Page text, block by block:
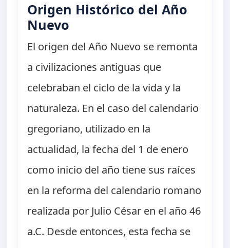
Origen Histórico del Año
Nuevo
El origen del Año Nuevo se remonta
a civilizaciones antiguas que
celebraban el ciclo de la vida y la
naturaleza. En el caso del calendario
gregoriano, utilizado en la
actualidad, la fecha del 1 de enero
como inicio del año tiene sus raíces
en la reforma del calendario romano
realizada por Julio César en el año 46
a.C. Desde entonces, esta fecha se